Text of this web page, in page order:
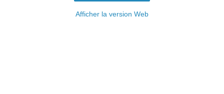
Afficher la version Web